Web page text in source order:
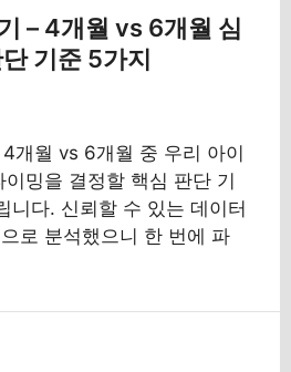
– 4개월 vs 6개월 심
기준 5가지
개월 vs 6개월 중 우리 아이
밍을 결정할 핵심 판단 기
니다. 신뢰할 수 있는 데이터
로 분석했으니 한 번에 파